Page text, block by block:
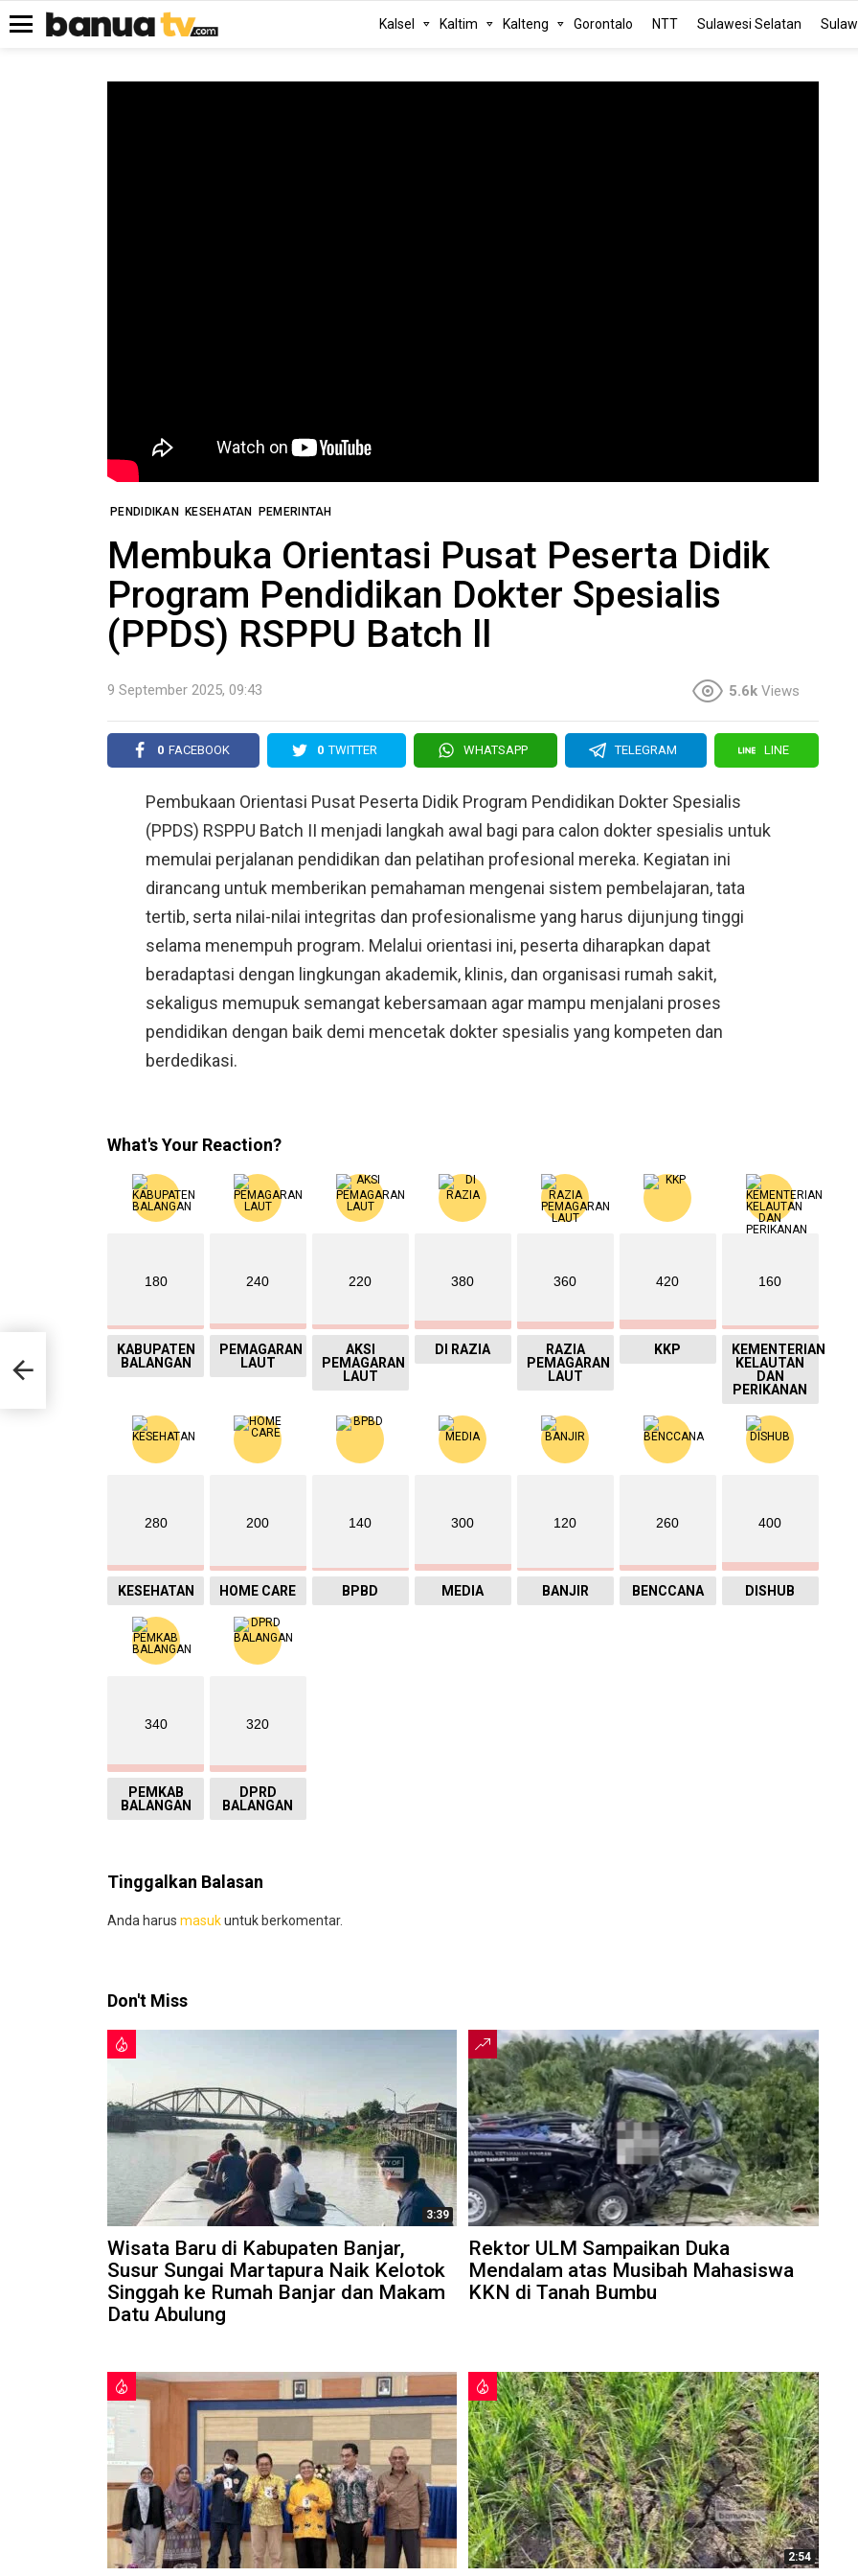
Kalsel Kaltim Kalteng Gorontalo NTT Sulawesi Selatan
PENDIDIKAN KESEHATAN PEMERINTAH
Membuka Orientasi Pusat Peserta Didik
Program Pendidikan Dokter Spesialis
(PPDS) RSPPU Batch ll
9 September 2025, 09:43 5.6k Views
0 FACEBOOK 0 TWITTER WHATSAPP TELEGRAM LINE
Pembukaan Orientasi Pusat Peserta Didik Program Pendidikan Dokter Spesialis
(PPDS) RSPPU Batch II menjadi langkah awal bagi para calon dokter spesialis untuk
memulai perjalanan pendidikan dan pelatihan profesional mereka. Kegiatan ini
dirancang untuk memberikan pemahaman mengenai sistem pembelajaran, tata
tertib, serta nilai-nilai integritas dan profesionalisme yang harus dijunjung tinggi
selama menempuh program. Melalui orientasi ini, peserta diharapkan dapat
beradaptasi dengan lingkungan akademik, klinis, dan organisasi rumah sakit,
sekaligus memupuk semangat kebersamaan agar mampu menjalani proses
pendidikan dengan baik demi mencetak dokter spesialis yang kompeten dan
berdedikasi.
What's Your Reaction?
180
KABUPATEN
BALANGAN
240
PEMAGARAN
LAUT
220
AKSI
PEMAGARAN
LAUT
380
DI RAZIA
360
RAZIA
PEMAGARAN
LAUT
420
KKP
160
KEMENTERIAN
KELAUTAN
DAN
PERIKANAN
280
KESEHATAN
200
HOME CARE
140
BPBD
300
MEDIA
120
BANJIR
260
BENCCANA
400
DISHUB
340
PEMKAB
BALANGAN
320
DPRD
BALANGAN
Tinggalkan Balasan
Anda harus masukuntuk berkomentar.
Don't Miss
3:39
Wisata Baru di Kabupaten Banjar,
Susur Sungai Martapura Naik Kelotok
Singgah ke Rumah Banjar dan Makam
Datu Abulung
Rektor ULM Sampaikan Duka
Mendalam atas Musibah Mahasiswa
KKN di Tanah Bumbu
2:54